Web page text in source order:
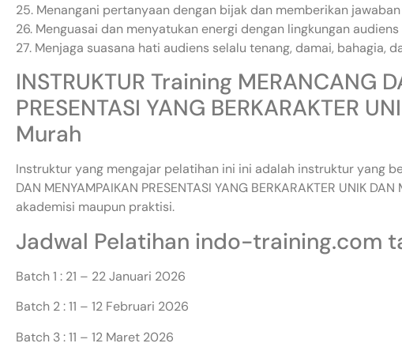
25. Menangani pertanyaan dengan bijak dan memberikan
26. Menguasai dan menyatukan energi dengan lingkungan audiens
27. Menjaga suasana hati audiens selalu tenang, damai, bahagia,
INSTRUKTUR Training MERANCANG
PRESENTASI YANG BERKARAKTER
Murah
Instruktur yang mengajar pelatihan ini ini adalah instruktur yang
DAN MENYAMPAIKAN PRESENTASI YANG BERKARAKTER UNIK
akademisi maupun praktisi.
Jadwal Pelatihan indo-training.com
Batch 1 : 21 – 22 Januari 2026
Batch 2 : 11 – 12 Februari 2026
Batch 3 : 11 – 12 Maret 2026